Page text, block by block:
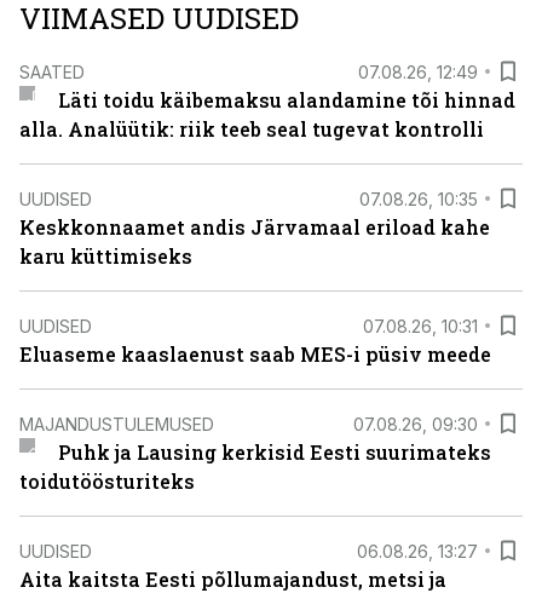
VIIMASED UUDISED
SAATED 07.08.26, 12:49
Läti toidu käibemaksu alandamine tõi hinnad
alla. Analüütik: riik teeb seal tugevat kontrolli
UUDISED 07.08.26, 10:35
Keskkonnaamet andis Järvamaal eriload kahe
karu küttimiseks
UUDISED 07.08.26, 10:31
Eluaseme kaaslaenust saab MES-i püsiv meede
MAJANDUSTULEMUSED 07.08.26, 09:30
Puhk ja Lausing kerkisid Eesti suurimateks
toidutöösturiteks
UUDISED 06.08.26, 13:27
Aita kaitsta Eesti põllumajandust, metsi ja